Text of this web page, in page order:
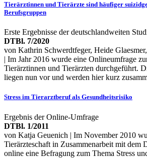
Tierärztinnen und Tierärzte sind häufiger
Berufsgruppen
Erste Ergebnisse der deutschlandweiten
DTBl. 7/2020
von Kathrin Schwerdtfeger, Heide
| Im Jahr 2016 wurde eine Onlineumfrage
Tierärztinnen und Tierärzten durchgeführt.
liegen nun vor und werden hier kurz
Stress im Tierarztberuf als Gesundheitsrisiko
Ergebnis der Online-Umfrage
DTBl. 1/2011
von Katja Geuenich | Im November 2010
Tierärzteschaft in Zusammenarbeit mit dem
online eine Befragung zum Thema Stress